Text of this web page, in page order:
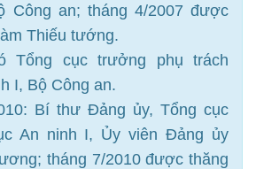
Công an; tháng 4/2007 được
Thiếu tướng.
Tổng cục trưởng phụ trách
I, Bộ Công an.
Bí thư Đảng ủy, Tổng cục
An ninh I, Ủy viên Đảng ủy
tháng 7/2010 được thăng